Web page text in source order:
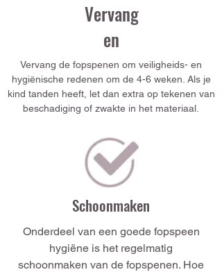
Vervang
en
Vervang de fopspenen om veiligheids- en
hygiënische redenen om de 4-6 weken. Als je
kind tanden heeft, let dan extra op tekenen van
beschadiging of zwakte in het materiaal.
Schoonmaken
Onderdeel van een goede fopspeen
hygiëne is het regelmatig
schoonmaken van de fopspenen. Hoe